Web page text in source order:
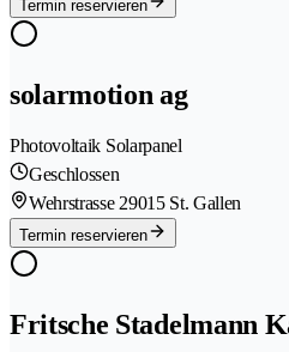
Termin reservieren
solarmotion ag
Photovoltaik Solarpanel
Geschlossen
Wehrstrasse 29015 St. Gallen
Termin reservieren
Fritsche Stadelmann